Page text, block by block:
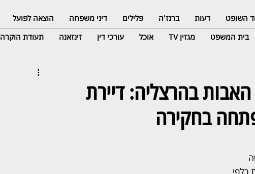
השופט דעות ברנז'ה פלילים דיני משפחה הוצאה לפועל
בית המשפט מגזין TV אוכל עורכי דין זינזאנה תעודת הוקרה
האבות בהרצליה: דיירת
בחקירה
כלפי